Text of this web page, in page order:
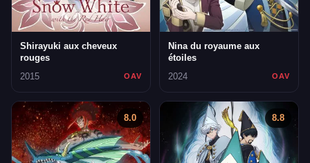
Shirayuki aux cheveux
rouges
2015
OAV
Nina du royaume aux
étoiles
2024
OAV
8.0 8.8